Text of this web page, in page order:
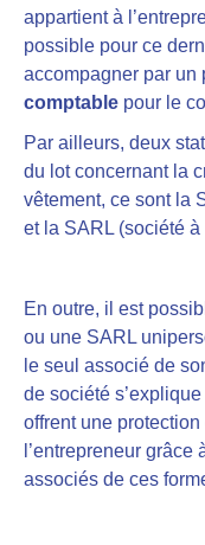
appartient à
possible pour ce
accompagner par un
comptable pour le
Par ailleurs, deux
du lotconcernant la
vêtement, ce sont la
et la SARL (société
En outre, il est
ou une SARL
le seul associé de
de société
offrent une
l’entrepreneur
associés de ces